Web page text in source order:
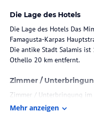
Die Lage des Hotels
Die Lage des Hotels Das
Famagusta-Karpas
Die antike Stadt Salamis
Othello 20 km entfernt.
Zimmer /
Zimmer / Unterbringung im
über 47 Zimmer, darunter 3
Mehr anzeigen